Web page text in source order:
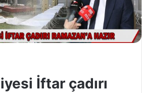
İftar çadırı